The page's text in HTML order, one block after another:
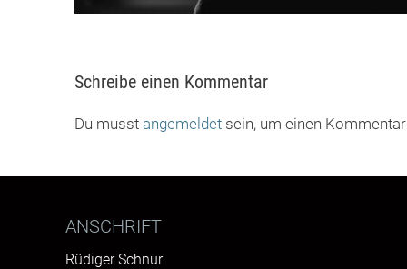
Schreibe einen Kommentar
Du musst angemeldet sein, um einen
ANSCHRIFT
Rüdiger Schnur